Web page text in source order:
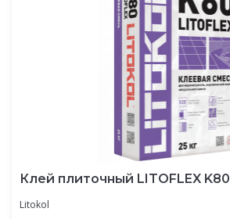
Клей плиточный LITOFLEX K80
Litokol